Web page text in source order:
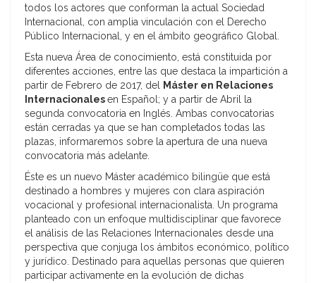
todos los actores que conforman la actual Sociedad
Internacional, con amplia vinculación con el Derecho
Público Internacional, y en el ámbito geográfico Global.
Esta nueva Área de conocimiento, está constituida por
diferentes acciones, entre las que destaca la impartición a
partir de Febrero de 2017, del Máster en Relaciones
Internacionalesen Español; y a partir de Abril la
segunda convocatoria en Inglés. Ambas convocatorias
están cerradas ya que se han completados todas las
plazas, informaremos sobre la apertura de una nueva
convocatoria más adelante.
Éste es un nuevo Máster académico bilingüe que está
destinado a hombres y mujeres con clara aspiración
vocacional y profesional internacionalista. Un programa
planteado con un enfoque multidisciplinar que favorece
el análisis de las Relaciones Internacionales desde una
perspectiva que conjuga los ámbitos económico, político
y jurídico. Destinado para aquellas personas que quieren
participar activamente en la evolución de dichas